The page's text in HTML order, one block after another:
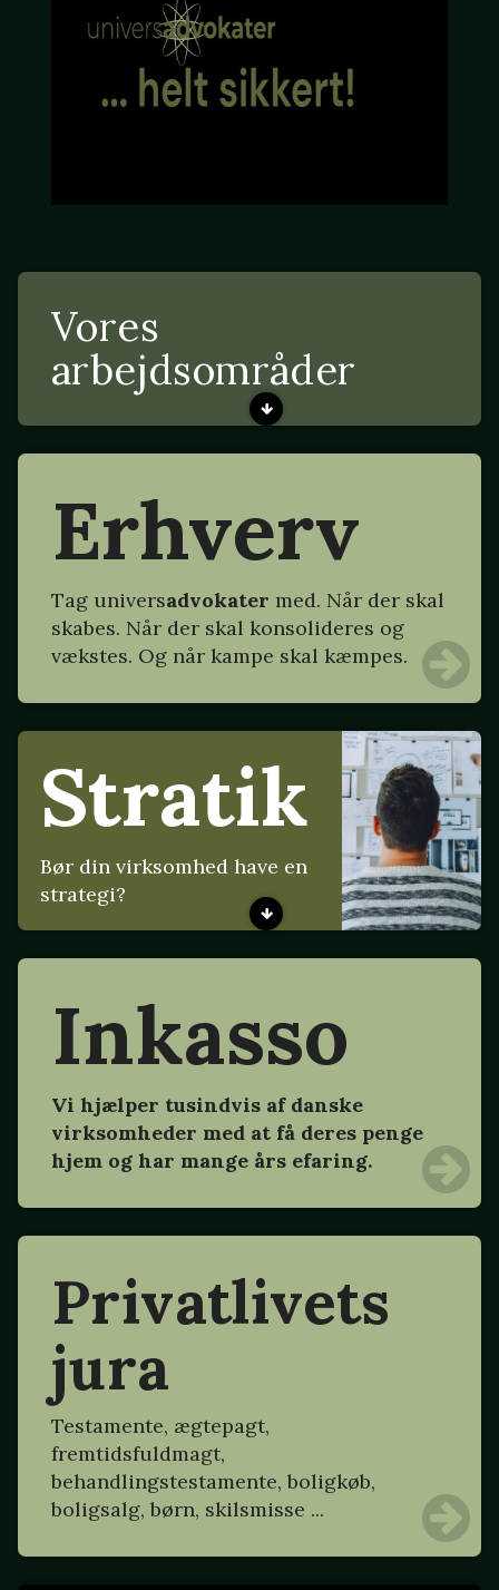
Vores
arbejdsområder
Erhverv
Tag universadvokater med. Når der skal
skabes. Når der skal konsolideres og
vækstes. Og når kampe skal kæmpes.
Stratik
Bør din virksomhed have en
strategi?
Inkasso
Vi hjælper tusindvis af danske
virksomheder med at få deres penge
hjem og har mange års efaring.
Privatlivets
jura
Testamente, ægtepagt,
fremtidsfuldmagt,
behandlingstestamente, boligkøb,
boligsalg, børn, skilsmisse ...